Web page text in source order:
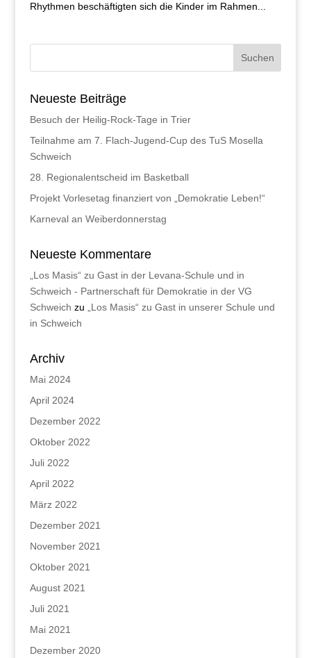
Rhythmen beschäftigten sich die Kinder im Rahmen...
Neueste Beiträge
Besuch der Heilig-Rock-Tage in Trier
Teilnahme am 7. Flach-Jugend-Cup des TuS Mosella
Schweich
28. Regionalentscheid im Basketball
Projekt Vorlesetag finanziert von „Demokratie Leben!“
Karneval an Weiberdonnerstag
Neueste Kommentare
„Los Masis“ zu Gast in der Levana-Schule und in
Schweich - Partnerschaft für Demokratie in der VG
Schweich zu
„Los Masis“ zu Gast in unserer Schule und
in Schweich
Archiv
Mai 2024
April 2024
Dezember 2022
Oktober 2022
Juli 2022
April 2022
März 2022
Dezember 2021
November 2021
Oktober 2021
August 2021
Juli 2021
Mai 2021
Dezember 2020